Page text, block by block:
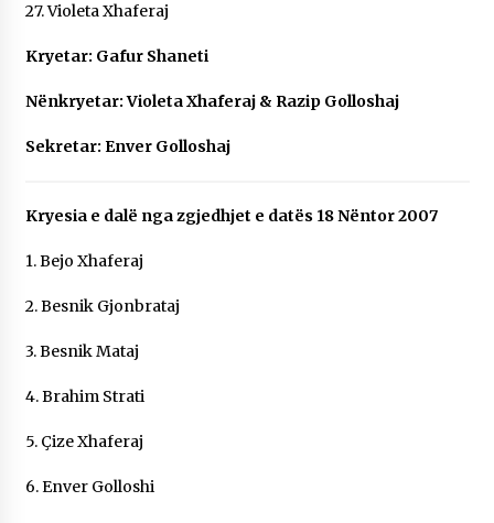
27. Violeta Xhaferaj
Kryetar: Gafur Shaneti
Nënkryetar: Violeta Xhaferaj & Razip Golloshaj
Sekretar: Enver Golloshaj
Kryesia e dalë nga zgjedhjet e datës 18 Nëntor 2007
1. Bejo Xhaferaj
2. Besnik Gjonbrataj
3. Besnik Mataj
4. Brahim Strati
5. Çize Xhaferaj
6. Enver Golloshi